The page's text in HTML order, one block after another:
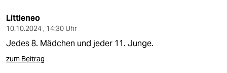
Littleneo
10.10.2024 , 14:30 Uhr
Jedes 8. Mädchen und jeder 11. Junge.
zum Beitrag